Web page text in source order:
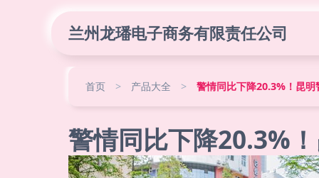
兰州龙璠电子商务有限责任公司
首页 > 产品大全 > 警情同比下降20.3%！昆明
警情同比下降20.3%